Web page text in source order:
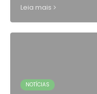
Leia mais
NOTÍCIAS